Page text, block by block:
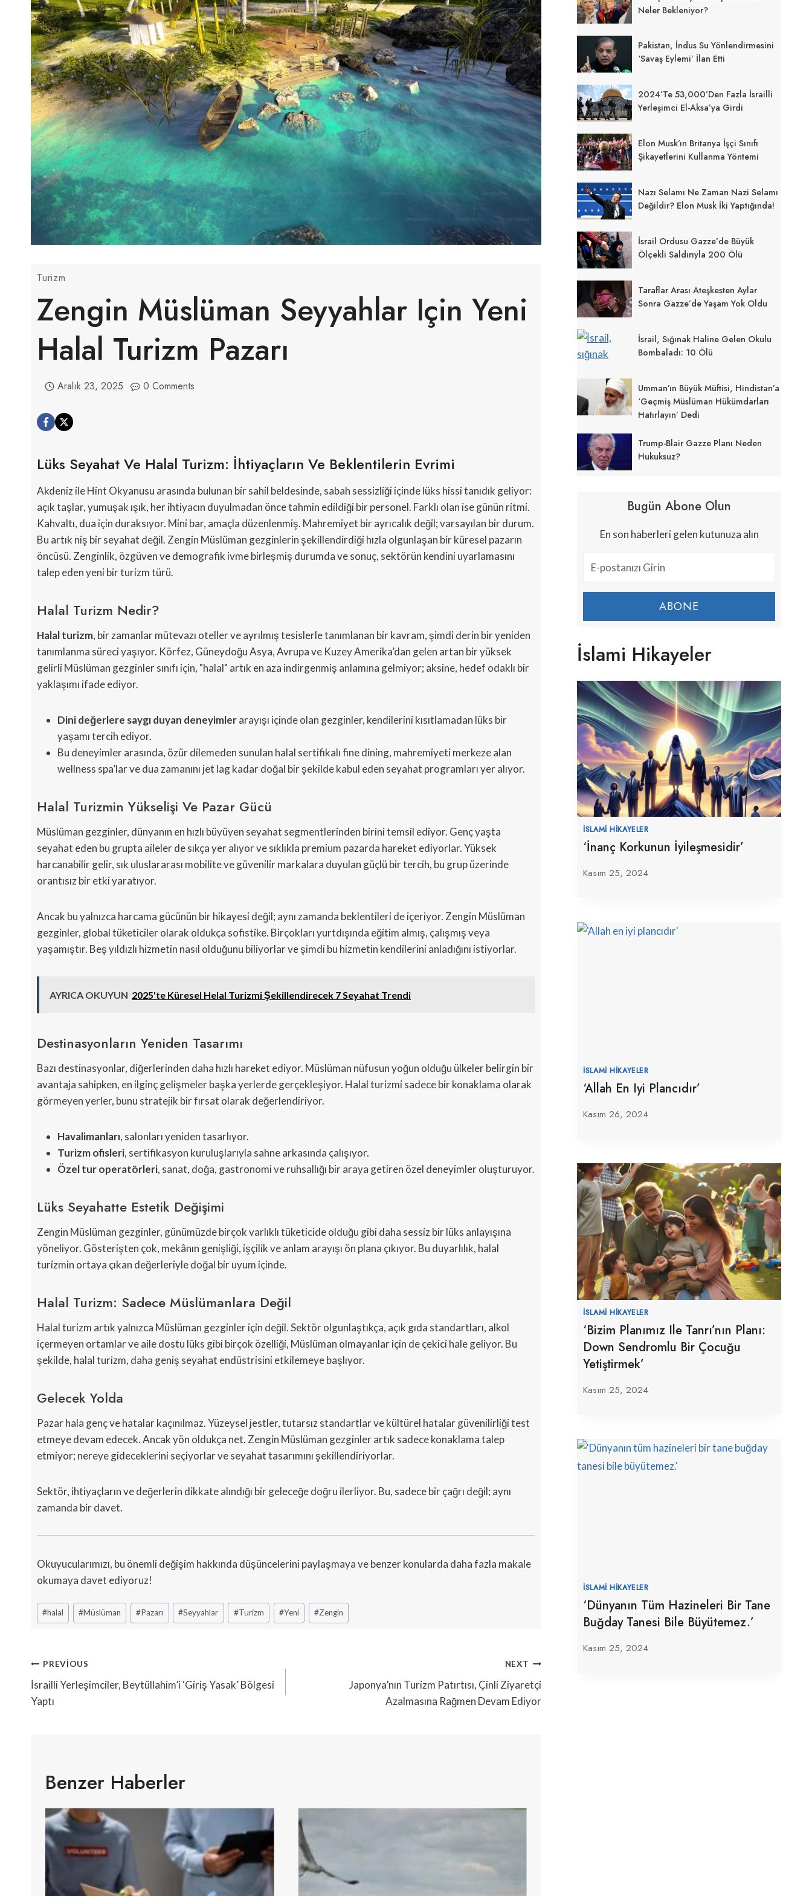
Turizm
Zengin Müslüman Seyyahlar Için Yeni
Halal Turizm Pazarı
Aralık 23, 2025 0 Comments
Lüks Seyahat Ve Halal Turizm: İhtiyaçların Ve Beklentilerin Evrimi
Akdeniz ile Hint Okyanusu arasında bulunan bir sahil beldesinde, sabah sessizliği içinde lüks hissi tanıdık geliyor:
açık taşlar, yumuşak ışık, her ihtiyacın duyulmadan önce tahmin edildiği bir personel. Farklı olan ise günün ritmi.
Kahvaltı, dua için duraksıyor. Mini bar, amaçla düzenlenmiş. Mahremiyet bir ayrıcalık değil; varsayılan bir durum.
Bu artık niş bir seyahat değil. Zengin Müslüman gezginlerin şekillendirdiği hızla olgunlaşan bir küresel pazarın
öncüsü. Zenginlik, özgüven ve demografik ivme birleşmiş durumda ve sonuç, sektörün kendini uyarlamasını
talep eden yeni bir turizm türü.
Halal Turizm Nedir?
Halal turizm, bir zamanlar mütevazı oteller ve ayrılmış tesislerle tanımlanan bir kavram, şimdi derin bir yeniden
tanımlanma süreci yaşıyor. Körfez, Güneydoğu Asya, Avrupa ve Kuzey Amerika’dan gelen artan bir yüksek
gelirli Müslüman gezginler sınıfı için, "halal" artık en aza indirgenmiş anlamına gelmiyor; aksine, hedef odaklı bir
yaklaşımı ifade ediyor.
Dini değerlere saygı duyan deneyimlerarayışı içinde olan gezginler, kendilerini kısıtlamadan lüks bir
yaşamı tercih ediyor.
Bu deneyimler arasında, özür dilemeden sunulan halal sertifikalı fine dining, mahremiyeti merkeze alan
wellness spa’lar ve dua zamanını jet lag kadar doğal bir şekilde kabul eden seyahat programları yer alıyor.
Halal Turizmin Yükselişi Ve Pazar Gücü
Müslüman gezginler, dünyanın en hızlı büyüyen seyahat segmentlerinden birini temsil ediyor. Genç yaşta
seyahat eden bu grupta aileler de sıkça yer alıyor ve sıklıkla premium pazarda hareket ediyorlar. Yüksek
harcanabilir gelir, sık uluslararası mobilite ve güvenilir markalara duyulan güçlü bir tercih, bu grup üzerinde
orantısız bir etki yaratıyor.
Ancak bu yalnızca harcama gücünün bir hikayesi değil; aynı zamanda beklentileri de içeriyor. Zengin Müslüman
gezginler, global tüketiciler olarak oldukça sofistike. Birçokları yurtdışında eğitim almış, çalışmış veya
yaşamıştır. Beş yıldızlı hizmetin nasıl olduğunu biliyorlar ve şimdi bu hizmetin kendilerini anladığını istiyorlar.
AYRICA OKUYUN 2025'te Küresel Helal Turizmi Şekillendirecek 7 Seyahat Trendi
Destinasyonların Yeniden Tasarımı
Bazı destinasyonlar, diğerlerinden daha hızlı hareket ediyor. Müslüman nüfusun yoğun olduğu ülkeler belirgin bir
avantaja sahipken, en ilginç gelişmeler başka yerlerde gerçekleşiyor. Halal turizmi sadece bir konaklama olarak
görmeyen yerler, bunu stratejik bir fırsat olarak değerlendiriyor.
Havalimanları, salonları yeniden tasarlıyor.
Turizm ofisleri, sertifikasyon kuruluşlarıyla sahne arkasında çalışıyor.
Özel tur operatörleri, sanat, doğa, gastronomi ve ruhsallığı bir araya getiren özel deneyimler oluşturuyor.
Lüks Seyahatte Estetik Değişimi
Zengin Müslüman gezginler, günümüzde birçok varlıklı tüketicide olduğu gibi daha sessiz bir lüks anlayışına
yöneliyor. Gösterişten çok, mekânın genişliği, işçilik ve anlam arayışı ön plana çıkıyor. Bu duyarlılık, halal
turizmin ortaya çıkan değerleriyle doğal bir uyum içinde.
Halal Turizm: Sadece Müslümanlara Değil
Halal turizm artık yalnızca Müslüman gezginler için değil. Sektör olgunlaştıkça, açık gıda standartları, alkol
içermeyen ortamlar ve aile dostu lüks gibi birçok özelliği, Müslüman olmayanlar için de çekici hale geliyor. Bu
şekilde, halal turizm, daha geniş seyahat endüstrisini etkilemeye başlıyor.
Gelecek Yolda
Pazar hala genç ve hatalar kaçınılmaz. Yüzeysel jestler, tutarsız standartlar ve kültürel hatalar güvenilirliği test
etmeye devam edecek. Ancak yön oldukça net. Zengin Müslüman gezginler artık sadece konaklama talep
etmiyor; nereye gideceklerini seçiyorlar ve seyahat tasarımını şekillendiriyorlar.
Sektör, ihtiyaçların ve değerlerin dikkate alındığı bir geleceğe doğru ilerliyor. Bu, sadece bir çağrı değil; aynı
zamanda bir davet.
Okuyucularımızı, bu önemli değişim hakkında düşüncelerini paylaşmaya ve benzer konularda daha fazla makale
okumaya davet ediyoruz!
Post
Tags:
#halal #Müslüman #Pazarı #Seyyahlar #Turizm #Yeni #Zengin
Yazı
Gezinmesi
PREVIOUS
İsrailli Yerleşimciler, Beytüllahim’i ‘Giriş Yasak’ Bölgesi
Yaptı
NEXT
Japonya’nın Turizm Patırtısı, Çinli Ziyaretçi
Azalmasına Rağmen Devam Ediyor
Benzer Haberler
Neler Bekleniyor?
Pakistan, İndus Su Yönlendirmesini
‘Savaş Eylemi’ İlan Etti
2024’te 53,000’den Fazla İsrailli
Yerleşimci El-Aksa’ya Girdi
Elon Musk’ın Britanya İşçi Sınıfı
Şikayetlerini Kullanma Yöntemi
Nazı Selamı Ne Zaman Nazi Selamı
Değildir? Elon Musk İki Yaptığında!
İsrail Ordusu Gazze’de Büyük
Ölçekli Saldırıyla 200 Ölü
Taraflar Arası Ateşkesten Aylar
Sonra Gazze’de Yaşam Yok Oldu
İsrail, Sığınak Haline Gelen Okulu
Bombaladı: 10 Ölü
Umman’ın Büyük Müftisi, Hindistan’a
‘geçmiş Müslüman Hükümdarları
Hatırlayın’ Dedi
Trump-Blair Gazze Planı Neden
Hukuksuz?
Bugün Abone Olun
En son haberleri gelen kutunuza alın
ABONE
İslami Hikayeler
İSLAMI HIKAYELER
‘İnanç Korkunun İyileşmesidir’
Kasım 25, 2024
İSLAMI HIKAYELER
‘Allah En Iyi Plancıdır’
Kasım 26, 2024
İSLAMI HIKAYELER
‘Bizim Planımız Ile Tanrı’nın Planı:
Down Sendromlu Bir Çocuğu
Yetiştirmek’
Kasım 25, 2024
İSLAMI HIKAYELER
‘Dünyanın Tüm Hazineleri Bir Tane
Buğday Tanesi Bile Büyütemez.’
Kasım 25, 2024